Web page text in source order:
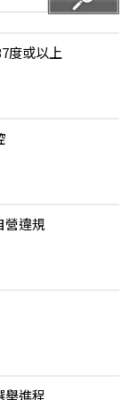
度或以上
營違規
舉進程